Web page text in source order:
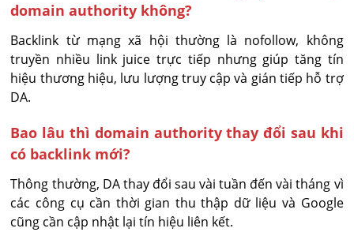
domain authority không?
Backlink từ mạng xã hội thường là nofollow, không
truyền nhiều link juice trực tiếp nhưng giúp tăng tín
hiệu thương hiệu, lưu lượng truy cập và gián tiếp hỗ trợ
DA.
Bao lâu thì domain authority thay đổi sau khi
có backlink mới?
Thông thường, DA thay đổi sau vài tuần đến vài tháng vì
các công cụ cần thời gian thu thập dữ liệu và Google
cũng cần cập nhật lại tín hiệu liên kết.